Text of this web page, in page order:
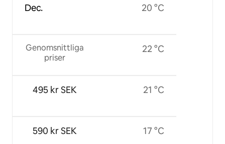
Dec.
Genomsnittliga
priser
495 kr SEK
590 kr SEK
20 °C
22 °C
21 °C
17 °C